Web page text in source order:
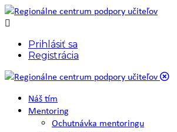
Prihlásiť sa
Registrácia
Náš tím
Mentoring
Ochutnávka mentoringu